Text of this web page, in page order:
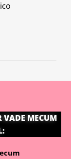
VADE MECUM